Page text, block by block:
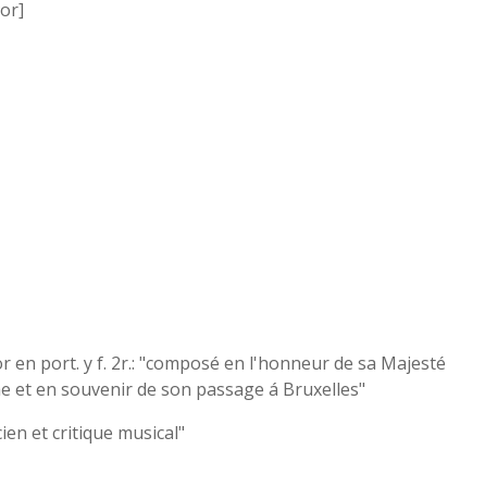
en port. y f. 2r.: "composé en l'honneur de sa Majesté
et en souvenir de son passage á Bruxelles"
et critique musical"